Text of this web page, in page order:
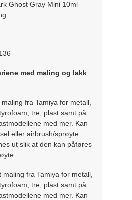
Ghost Gray Mini 10ml
med maling og lakk
fra Tamiya for metall,
tre, plast samt på
med mer. Kan
eller airbrush/sprøyte.
ut slik at den kan påføres
maling fra Tamiya for metall,
tre, plast samt på
med mer. Kan